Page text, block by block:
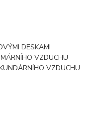
DESKAMI
VZDUCHU
VZDUCHU